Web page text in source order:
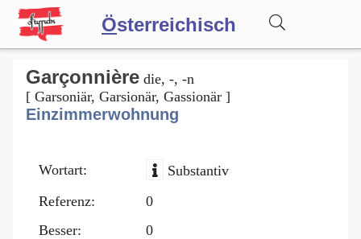
Österreichisch
Wörterbuch
Forum
Blog
Garçonnière die, -, -n
[ Garsoniär, Garsionär, Gassionär ]
Einzimmerwohnung
Wortart:
Substantiv
Referenz:
0
Besser:
0